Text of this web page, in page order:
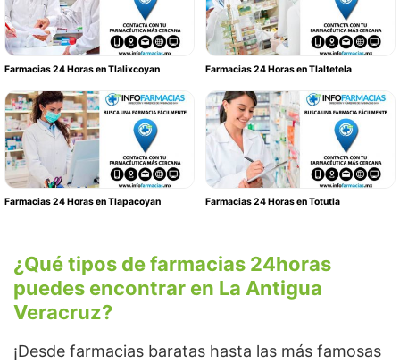
Farmacias 24 Horas en Tlalixcoyan Farmacias 24 Horas en Tlaltetela
Farmacias 24 Horas en Tlapacoyan Farmacias 24 Horas en Totutla
¿Qué tipos de farmacias 24horas
puedes encontrar en La Antigua
Veracruz?
¡Desde farmacias baratas hasta las más famosas